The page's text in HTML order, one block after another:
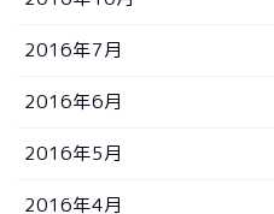
2016年7月
2016年6月
2016年5月
2016年4月